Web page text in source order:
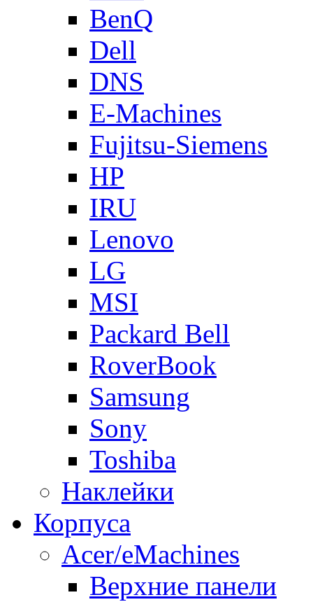
BenQ
Dell
DNS
E-Machines
Fujitsu-Siemens
HP
IRU
Lenovo
LG
MSI
Packard Bell
RoverBook
Samsung
Sony
Toshiba
Наклейки
Корпуса
Acer/eMachines
Верхние панели